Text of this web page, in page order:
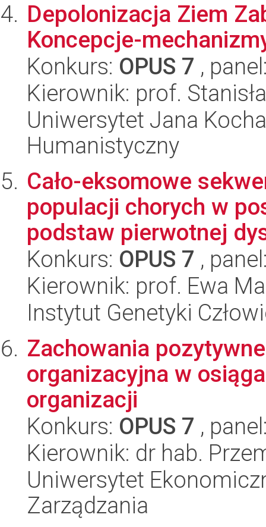
Depolonizacja Ziem
Koncepcje-
Konkurs: OPUS 7 ,
Kierownik: prof.
Uniwersytet Jana
Humanistyczny
Cało-eksomowe
populacji chorych w
podstaw pierwotnej
Konkurs: OPUS 7 ,
Kierownik: prof. Ewa
Instytut Genetyki
Zachowania
organizacyjna w
organizacji
Konkurs: OPUS 7 ,
Kierownik: dr hab.
Uniwersytet
Zarządzania